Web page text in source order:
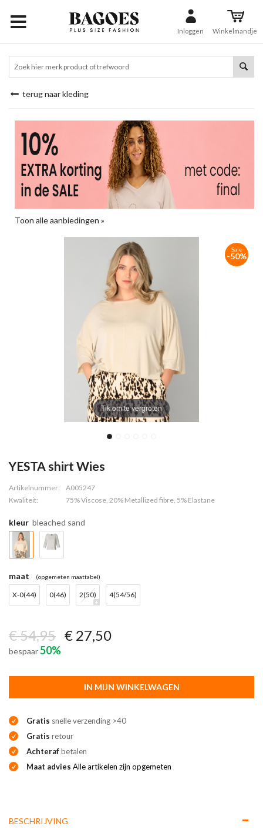
Inloggen Winkelmandje
terug naar kleding
Toon alle aanbiedingen »
Tik om te vergroten
Sale
-50%
YESTA shirt Wies
Artikelnummer:
A005247
Kwaliteit:
75% Viscose, 20% Metallized fibre, 5% Elastane
kleur bleached sand
maat (opgemeten maattabel)
X-0(44) 0(46) 2(50) 4(54/56)
€ 54,95 € 27,50
bespaar50%
IN MIJN WINKELWAGEN
Gratis snelle verzending >40
Gratis retour
Achterafbetalen
Maat advies Alle artikelen zijn opgemeten
BESCHRIJVING